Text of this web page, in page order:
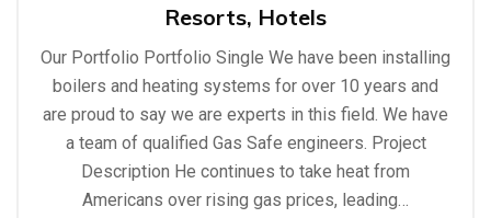
Resorts, Hotels
Our Portfolio Portfolio Single We have been installing
boilers and heating systems for over 10 years and
are proud to say we are experts in this field. We have
a team of qualified Gas Safe engineers. Project
Description He continues to take heat from
Americans over rising gas prices, leading…